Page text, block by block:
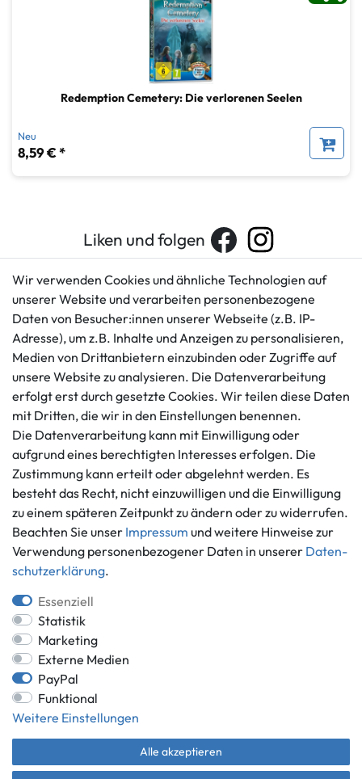
Redemption Cemetery: Die verlorenen Seelen
Neu
8,59 € *
Liken und folgen
Kundenservice
+49 421 596586
Mo. - Fr. 9 - 16 Uhr
info@gameworld.de
Kontaktformular
Rechtliches
AGB
Impressum
Datenschutzerklärung
Barrierefreiheitserklärung
Widerrufs­recht
Vertrag widerrufen
Informationen
Ankauf
Über uns
Häufig gestellte Fragen
Zahlung und Versand
Batterieentsorgung
Zahlungsmöglichkeiten
*Alle Preise inkl. gesetzlicher MwSt.,
** gilt für Lieferungen innerhalb Deutschlands, Lieferzeiten für andere
Länder entnehmen Sie bitte der Schaltfläche mit den
Versandinformationen.
© Game World 2026 | Alle Rechte vorbehalten.
Wir verwenden Cookies und ähnliche Technologien auf
unserer Website und verarbeiten personenbezogene
Daten von Besucher:innen unserer Webseite (z.B. IP-
Adresse), um z.B. Inhalte und Anzeigen zu personalisieren,
Medien von Drittanbietern einzubinden oder Zugriffe auf
unsere Website zu analysieren. Die Datenverarbeitung
erfolgt erst durch gesetzte Cookies. Wir teilen diese Daten
mit Dritten, die wir in den Einstellungen benennen.
Die Datenverarbeitung kann mit Einwilligung oder
aufgrund eines berechtigten Interesses erfolgen. Die
Zustimmung kann erteilt oder abgelehnt werden. Es
besteht das Recht, nicht einzuwilligen und die Einwilligung
zu einem späteren Zeitpunkt zu ändern oder zu widerrufen.
Beachten Sie unser Impressum und weitere Hinweise zur
Verwendung personenbezogener Daten in unserer Daten­
schutz­erklärung.
Essenziell
Statistik
Marketing
Externe Medien
PayPal
Funktional
Weitere Einstellungen
Alle akzeptieren